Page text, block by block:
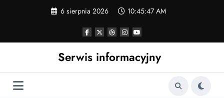
6 sierpnia 2026 10:45:47 AM
Serwis informacyjny